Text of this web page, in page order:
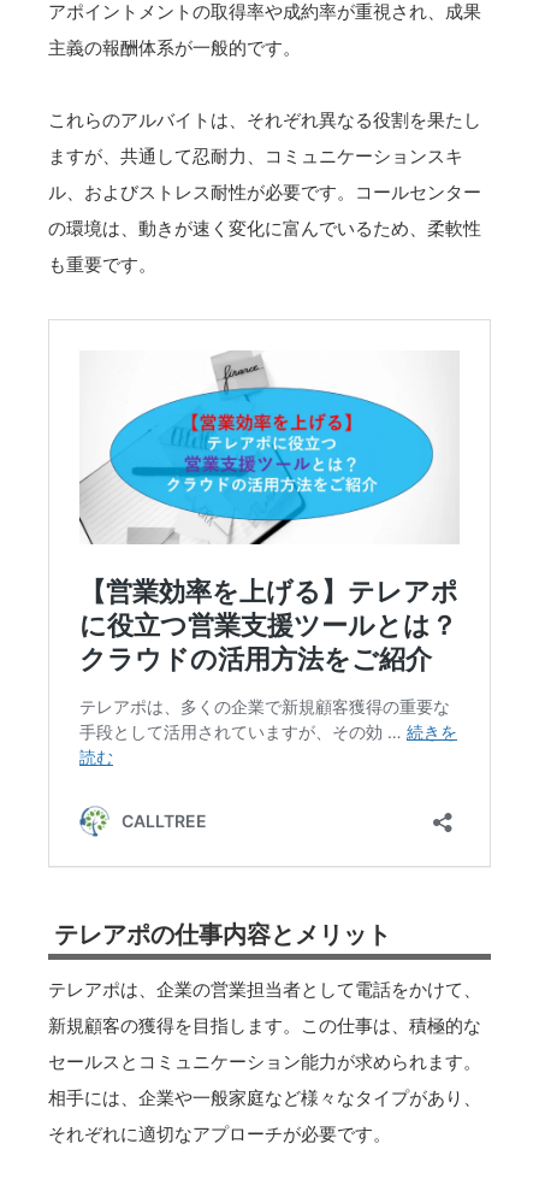
アポイントメントの取得率や成約率が重視され、成果
主義の報酬体系が一般的です。
これらのアルバイトは、それぞれ異なる役割を果たし
ますが、共通して忍耐力、コミュニケーションスキ
ル、およびストレス耐性が必要です。コールセンター
の環境は、動きが速く変化に富んでいるため、柔軟性
も重要です。
テレアポの仕事内容とメリット
テレアポは、企業の営業担当者として電話をかけて、
新規顧客の獲得を目指します。この仕事は、積極的な
セールスとコミュニケーション能力が求められます。
相手には、企業や一般家庭など様々なタイプがあり、
それぞれに適切なアプローチが必要です。